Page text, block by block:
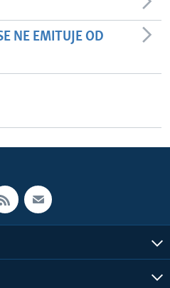
NE EMITUJE OD